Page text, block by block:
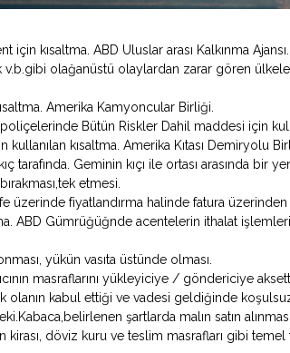
kısaltma. ABD Uluslar arası Kalkınma
v.b.gibi olağanüstü olaylardan zarar gören
Amerika Kamyoncular Birliği.
Bütün Riskler Dahil maddesi için
kullanılan kısaltma. Amerika Kıtası Demiryolu
tarafında. Geminin kıçı ile ortası arasında bir yer.
etmesi.
üzerinde fiyatlandırma halinde fatura
ABD Gümrüğüğnde acentelerin ithalat
yükün vasıta üstünde olması.
masraflarını yükleyiciye / göndericiye
olanın kabul ettiği ve vadesi geldiğinde
şartlarda malın satın alınması
kirası, döviz kuru ve teslim masrafları gibi